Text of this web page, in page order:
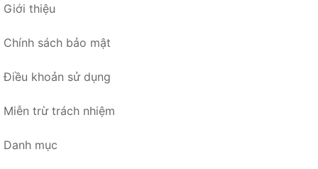
Giới thiệu
Chính sách bảo mật
Điều khoản sử dụng
Miễn trừ trách nhiệm
Danh mục